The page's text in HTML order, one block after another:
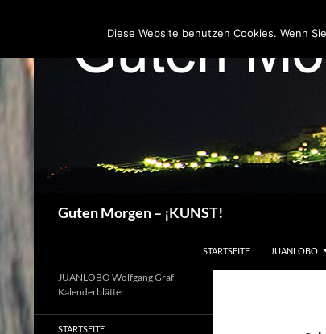
Guten Morgen – ¡KUNST!
STARTSEITE JUANLOBO
JUANLOBO Wolfgang Graf
Kalenderblätter
STARTSEITE
Diese Website benutzen Cookies. Wenn